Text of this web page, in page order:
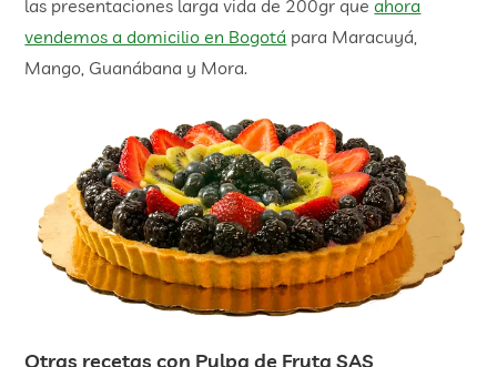
las presentaciones larga vida de 200gr queahora
vendemos a domicilio en Bogotá para Maracuyá,
Mango, Guanábana y Mora.
Otras recetas con Pulpa de Fruta SAS